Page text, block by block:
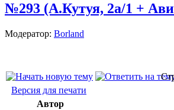
№293 (А.Кутуя, 2а/1 +
Модератор: Borland
Версия для печати
Автор